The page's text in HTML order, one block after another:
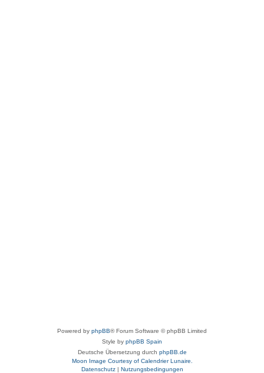
Powered by phpBB® Forum Software © phpBB Limited
Style by phpBB Spain
Deutsche Übersetzung durch phpBB.de
Moon Image Courtesy of Calendrier Lunaire.
Datenschutz| Nutzungsbedingungen